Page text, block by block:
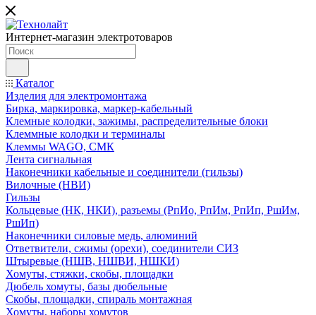
Интернет-магазин электротоваров
Каталог
Изделия для электромонтажа
Бирка, маркировка, маркер-кабельный
Клемные колодки, зажимы, распределительные блоки
Клеммные колодки и терминалы
Клеммы WAGO, СМК
Лента сигнальная
Наконечники кабельные и соединители (гильзы)
Вилочные (НВИ)
Гильзы
Кольцевые (НК, НКИ), разъемы (РпИо, РпИм, РпИп, РшИм,
РшИп)
Наконечники силовые медь, алюминий
Ответвители, сжимы (орехи), соединители СИЗ
Штыревые (НШВ, НШВИ, НШКИ)
Хомуты, стяжки, скобы, площадки
Дюбель хомуты, базы дюбельные
Скобы, площадки, спираль монтажная
Хомуты, наборы хомутов